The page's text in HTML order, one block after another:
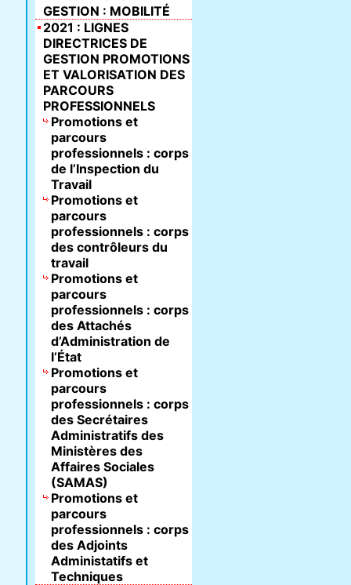
GESTION : MOBILITÉ
2021 : LIGNES
DIRECTRICES DE
GESTION PROMOTIONS
ET VALORISATION DES
PARCOURS
PROFESSIONNELS
Promotions et
parcours
professionnels : corps
de l’Inspection du
Travail
Promotions et
parcours
professionnels : corps
des contrôleurs du
travail
Promotions et
parcours
professionnels : corps
des Attachés
d’Administration de
l’État
Promotions et
parcours
professionnels : corps
des Secrétaires
Administratifs des
Ministères des
Affaires Sociales
(SAMAS)
Promotions et
parcours
professionnels : corps
des Adjoints
Administatifs et
Techniques